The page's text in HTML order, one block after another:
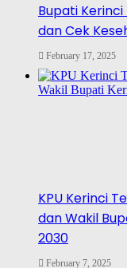
Bupati
dan Cek
February 17, 2025
KPU Kerinci
dan Wakil
2030
February 7, 2025